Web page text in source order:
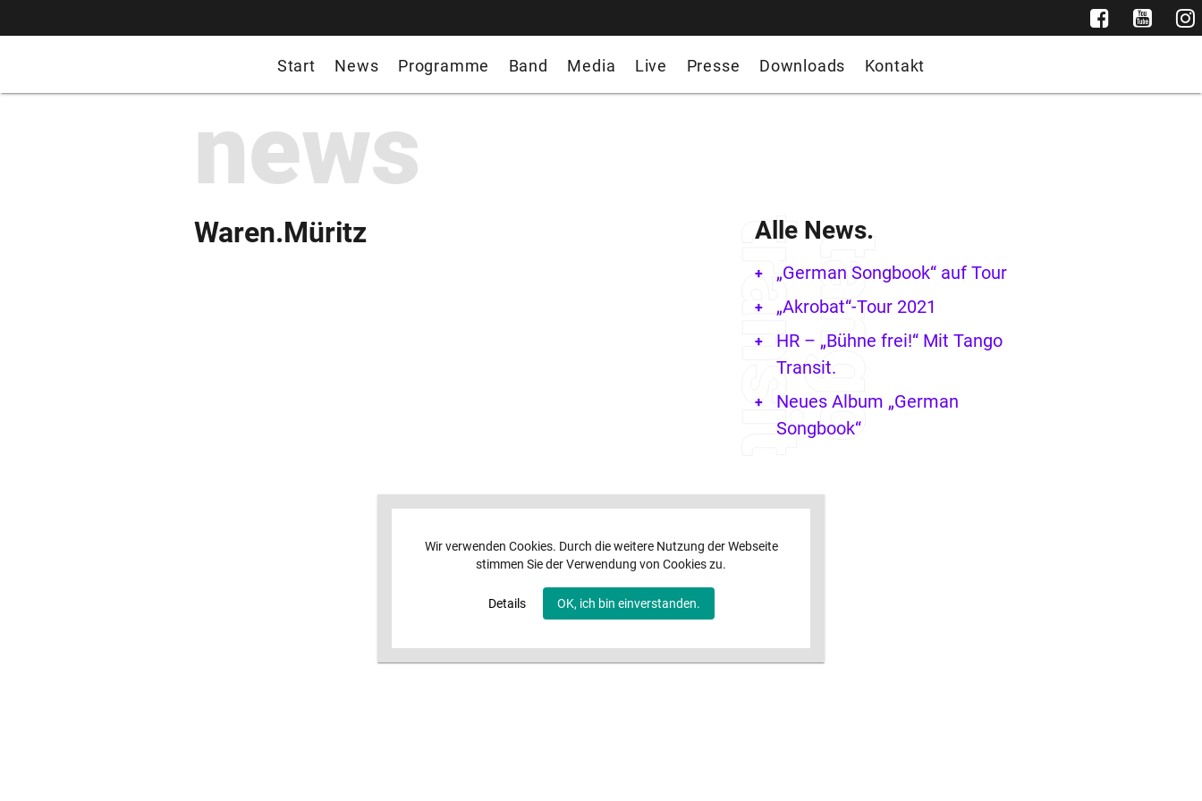
Start News Programme Band Media Live Presse Downloads Kontakt
Wir verwenden Cookies. Durch die weitere Nutzung der Webseite
stimmen Sie der Verwendung von Cookies zu.
Details OK, ich bin einverstanden.
news
Waren.Müritz Alle News.
„German Songbook“ auf Tour
„Akrobat“-Tour 2021
HR – „Bühne frei!“ Mit Tango
Transit.
Neues Album „German
Songbook“